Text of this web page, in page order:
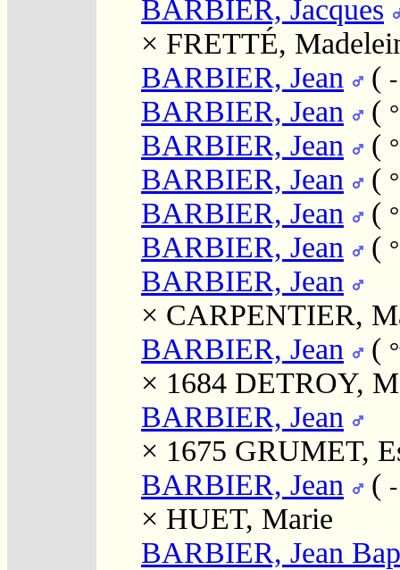
BARBIER, Jacques
× FRETTÉ,
BARBIER, Jean
(
BARBIER, Jean (
BARBIER, Jean (
BARBIER, Jean (
BARBIER, Jean (
BARBIER, Jean (
BARBIER, Jean
× CARPENTIER,
BARBIER, Jean
(
× 1684 DETROY,
BARBIER, Jean
× 1675 GRUMET,
BARBIER, Jean
(
× HUET, Marie
BARBIER, Jean